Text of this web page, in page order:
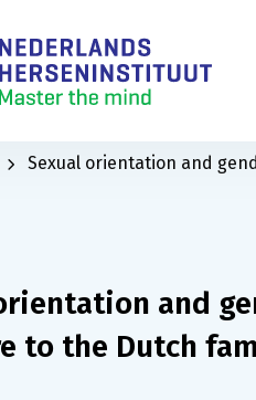
Sexual orientation and
and
to the Dutch